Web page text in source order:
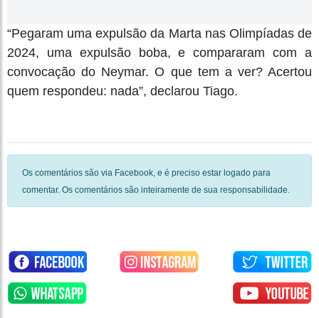
“Pegaram uma expulsão da Marta nas Olimpíadas de
2024, uma expulsão boba, e compararam com a
convocação do Neymar. O que tem a ver? Acertou
quem respondeu: nada”, declarou Tiago.
Os comentários são via Facebook, e é preciso estar logado para
comentar. Os comentários são inteiramente de sua responsabilidade.